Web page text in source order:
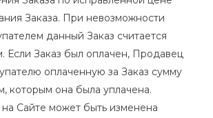
Заказа. При невозможности
данный Заказ считается
Если Заказ был оплачен, Продавец
оплаченную за Заказ сумму
которым она была уплачена.
на Сайте может быть изменена